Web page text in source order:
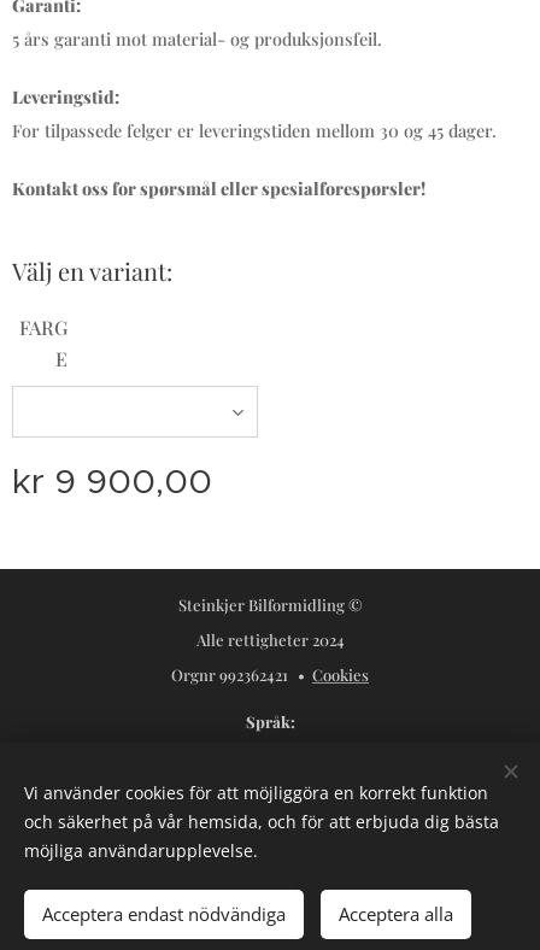
Garanti:
5 års garanti mot material- og produksjonsfeil.
Leveringstid:
For tilpassede felger er leveringstiden mellom 30 og 45 dager.
Kontakt oss for spørsmål eller spesialforespørsler!
Välj en variant:
FARG
E
kr 9 900,00
Lägg i kundvagnen
Steinkjer Bilformidling ©
Alle rettigheter 2024
Orgnr 992362421
Cookies
Språk
Valutor
NOK kr
USD $ SEK kr
Vi använder cookies för att möjliggöra en korrekt funktion
och säkerhet på vår hemsida, och för att erbjuda dig bästa
möjliga användarupplevelse.
Acceptera endast nödvändiga Acceptera alla